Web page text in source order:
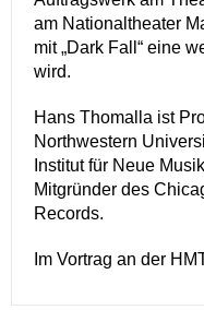
am Nationaltheater
mit „Dark Fall“ eine
wird.
Hans Thomalla ist
Northwestern
Institut für Neue
Mitgründer des
Records.
Im Vortrag an der